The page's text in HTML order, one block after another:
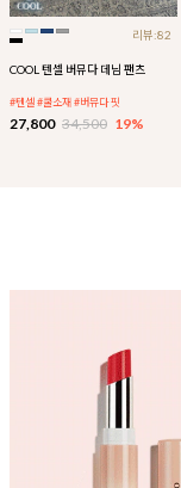
리뷰:82
COOL 텐셀 버뮤다 데님 팬츠
#텐셀 #쿨소재 #버뮤다 핏
27,800 34,500 19%